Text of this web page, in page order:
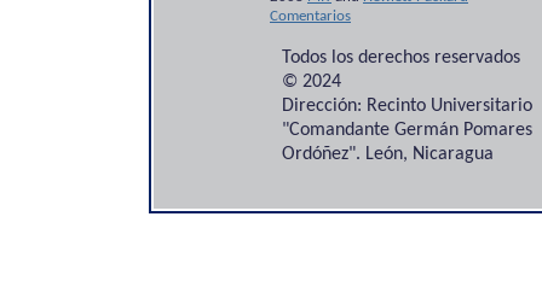
Comentarios
Todos los derechos reservados
© 2024
Dirección: Recinto Universitario
"Comandante Germán Pomares
Ordóñez". León, Nicaragua